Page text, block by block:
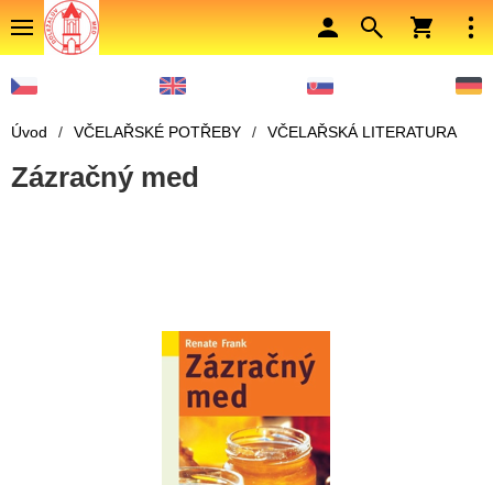
Úvod / VČELAŘSKÉ POTŘEBY / VČELAŘSKÁ LITERATURA
Zázračný med